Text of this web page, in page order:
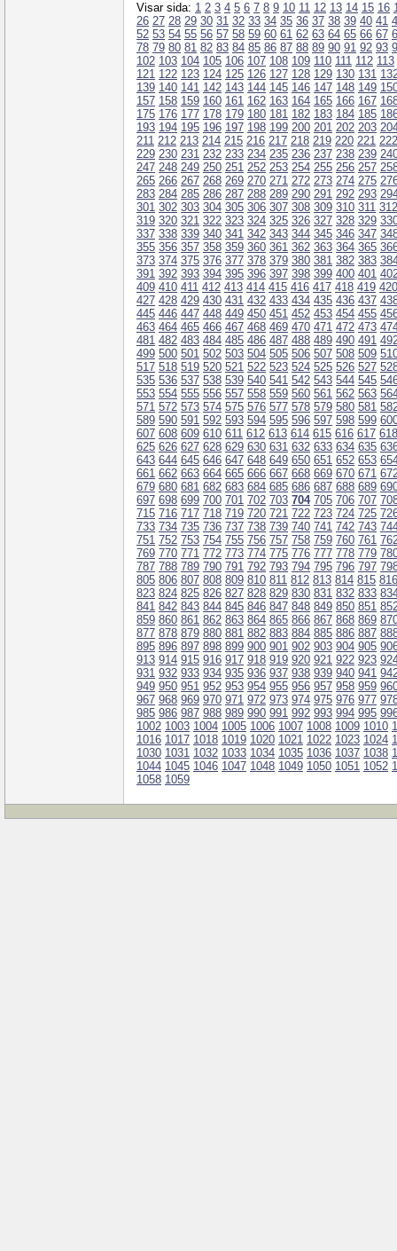
Visar sida: 1 2 3 4 5 6 7 8 9 10 11 12 13 14 15 16
26 27 28 29 30 31 32 33 34 35 36 37 38 39 40 41
52 53 54 55 56 57 58 59 60 61 62 63 64 65 66 67
78 79 80 81 82 83 84 85 86 87 88 89 90 91 92 93
102 103 104 105 106 107 108 109 110 111 112 113
121 122 123 124 125 126 127 128 129 130 131
139 140 141 142 143 144 145 146 147 148 149
157 158 159 160 161 162 163 164 165 166 167
175 176 177 178 179 180 181 182 183 184 185
193 194 195 196 197 198 199 200 201 202 203
211 212 213 214 215 216 217 218 219 220 221 222
229 230 231 232 233 234 235 236 237 238 239
247 248 249 250 251 252 253 254 255 256 257
265 266 267 268 269 270 271 272 273 274 275
283 284 285 286 287 288 289 290 291 292 293
301 302 303 304 305 306 307 308 309 310 311 312
319 320 321 322 323 324 325 326 327 328 329
337 338 339 340 341 342 343 344 345 346 347
355 356 357 358 359 360 361 362 363 364 365
373 374 375 376 377 378 379 380 381 382 383
391 392 393 394 395 396 397 398 399 400 401
409 410 411 412 413 414 415 416 417 418 419 420
427 428 429 430 431 432 433 434 435 436 437
445 446 447 448 449 450 451 452 453 454 455
463 464 465 466 467 468 469 470 471 472 473
481 482 483 484 485 486 487 488 489 490 491
499 500 501 502 503 504 505 506 507 508 509
517 518 519 520 521 522 523 524 525 526 527
535 536 537 538 539 540 541 542 543 544 545
553 554 555 556 557 558 559 560 561 562 563
571 572 573 574 575 576 577 578 579 580 581
589 590 591 592 593 594 595 596 597 598 599
607 608 609 610 611 612 613 614 615 616 617 618
625 626 627 628 629 630 631 632 633 634 635
643 644 645 646 647 648 649 650 651 652 653
661 662 663 664 665 666 667 668 669 670 671
679 680 681 682 683 684 685 686 687 688 689
697 698 699 700 701 702 703 704 705 706 707
715 716 717 718 719 720 721 722 723 724 725
733 734 735 736 737 738 739 740 741 742 743
751 752 753 754 755 756 757 758 759 760 761
769 770 771 772 773 774 775 776 777 778 779
787 788 789 790 791 792 793 794 795 796 797
805 806 807 808 809 810 811 812 813 814 815 816
823 824 825 826 827 828 829 830 831 832 833
841 842 843 844 845 846 847 848 849 850 851
859 860 861 862 863 864 865 866 867 868 869
877 878 879 880 881 882 883 884 885 886 887
895 896 897 898 899 900 901 902 903 904 905
913 914 915 916 917 918 919 920 921 922 923
931 932 933 934 935 936 937 938 939 940 941
949 950 951 952 953 954 955 956 957 958 959
967 968 969 970 971 972 973 974 975 976 977
985 986 987 988 989 990 991 992 993 994 995
1002 1003 1004 1005 1006 1007 1008 1009 1010
1016 1017 1018 1019 1020 1021 1022 1023 1024
1030 1031 1032 1033 1034 1035 1036 1037 1038
1044 1045 1046 1047 1048 1049 1050 1051 1052
1058 1059